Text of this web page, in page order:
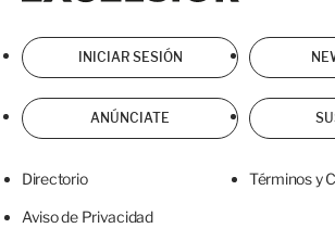
INICIAR SESIÓN
ANÚNCIATE
Directorio Términos y
Aviso de Privacidad